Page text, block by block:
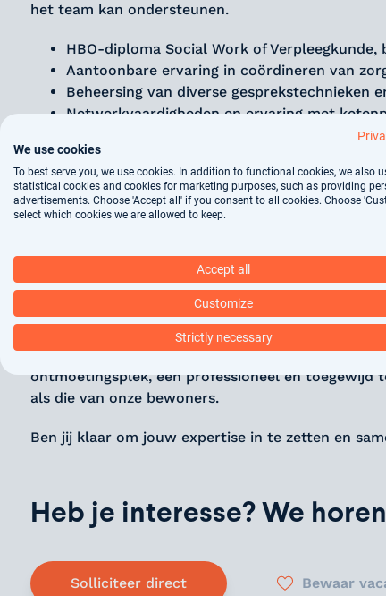
het team kan ondersteunen.
HBO-diploma Social Work of
Aantoonbare ervaring in coördineren van
Beheersing van diverse gesprekstechnieken
Netwerkvaardigheden en ervaring met
Leidinggevende ervaring en vaardigheid in
Over het bedrijf
Gelegen in het hart van Rotterdam biedt de
verschillende niveaus van zelfstandigheid. De
persoonlijke groei en welzijn, met respect voor
respect en samenwerking staan centraal in alles
Hier draait het niet alleen om zorg, maar ook om
ontmoetingsplek, een professioneel en toegewijd
als die van onze bewoners.
Ben jij klaar om jouw expertise in te zetten en
Heb je interesse? We
Solliciteer direct Bewaar
We use cookies
To best serve you, we use cookies. In addition to functional cookies, we also
statistical cookies and cookies for marketing purposes, such as providing
advertisements. Choose 'Accept all' if you consent to all cookies. Choose
select which cookies we are allowed to keep.
Accept all
Customize
Strictly necessary